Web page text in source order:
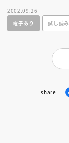
2002.09.26
電子あり
試し読み
share